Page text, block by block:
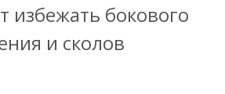
избежать бокового
и сколов